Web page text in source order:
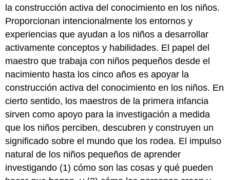
la construcción activa del conocimiento en los niños.
Proporcionan intencionalmente los entornos y
experiencias que ayudan a los niños a desarrollar
activamente conceptos y habilidades. El papel del
maestro que trabaja con niños pequeños desde el
nacimiento hasta los cinco años es apoyar la
construcción activa del conocimiento en los niños. En
cierto sentido, los maestros de la primera infancia
sirven como apoyo para la investigación a medida
que los niños perciben, descubren y construyen un
significado sobre el mundo que los rodea. El impulso
natural de los niños pequeños de aprender
investigando (1) cómo son las cosas y qué pueden